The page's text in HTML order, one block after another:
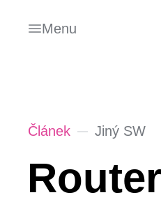
Menu
Článek Jiný SW